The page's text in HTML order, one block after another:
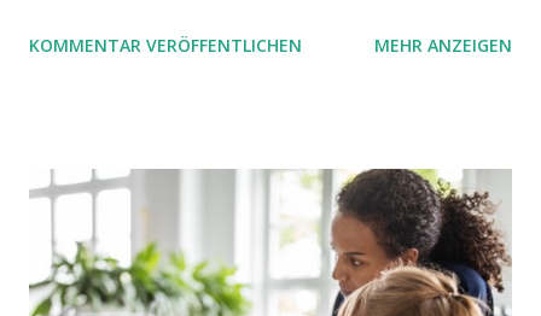
Stolperfallen. Hier ein erster, kritischer Blick auf das was
KOMMENTAR VERÖFFENTLICHEN MEHR ANZEIGEN